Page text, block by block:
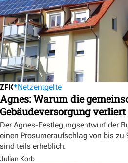
Netzentgelte
Agnes: Warum die
Gebäudeversorgung verliert
Der Agnes-Festlegungsentwurf der
einen Prosumeraufschlag von bis zu
sind teils erheblich.
Julian Korb